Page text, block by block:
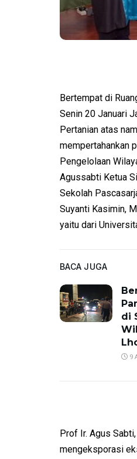
Bertempat di
Senin 20 Januari
Pertanian atas
mempertahankan
Pengelolaan
Agussabti Ketua
Sekolah
Suyanti Kasimin,
yaitu dari
BACA JUGA
di
9
Prof Ir. Agus
mengeksporasi